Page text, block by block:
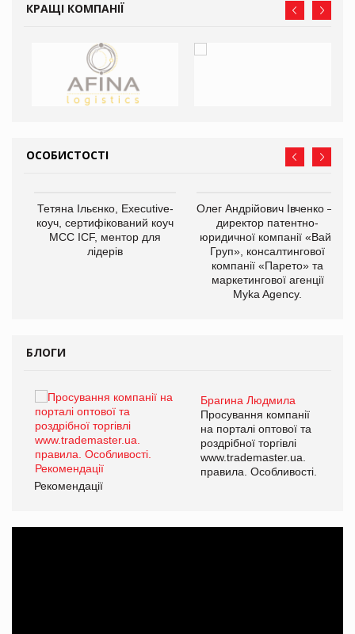
КРАЩІ КОМПАНІЇ
ОСОБИСТОСТІ
Тетяна Ільєнко, Executive-
коуч, сертифікований коуч
МСС ICF, ментор для
лідерів
Олег Андрійович Івченко —
директор патентно-
юридичної компанії «Вайз
Груп», консалтингової
компанії «Парето» та
маркетингової агенції
Myka Agency.
БЛОГИ
Брагина Людмила
Просування компанії
на порталі оптової та
роздрібної торгівлі
www.trademaster.ua.
правила. Особливості.
Рекомендації